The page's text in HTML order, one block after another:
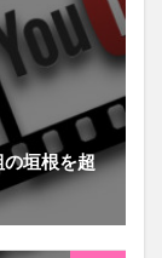
垣根を超